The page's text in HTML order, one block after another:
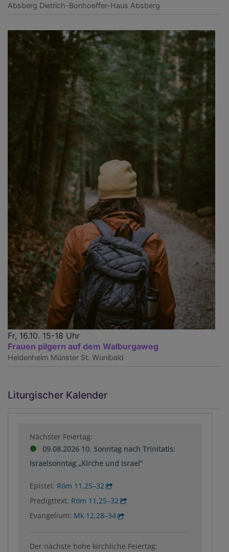
Absberg Dietrich-Bonhoeffer-Haus Absberg
Fr, 16.10. 15-18 Uhr
Frauen pilgern auf dem Walburgaweg
Heidenheim Münster St. Wunibald
Liturgischer Kalender
Nächster Feiertag:
09.08.2026 10. Sonntag nach Trinitatis:
Israelsonntag „Kirche und Israel“
Epistel: Röm 11,25–32
Predigttext: Röm 11,25–32
Evangelium: Mk 12,28–34
Der nächste hohe kirchliche Feiertag: